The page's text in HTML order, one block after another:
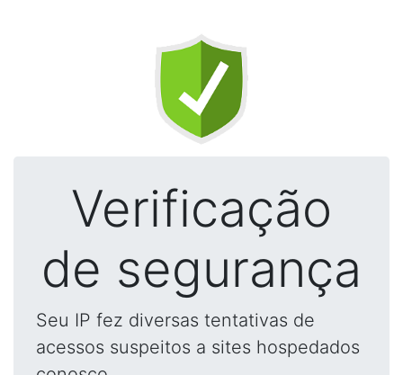
Verificação
de segurança
Seu IP fez diversas tentativas de
acessos suspeitos a sites hospedados